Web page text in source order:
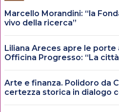
Marcello Morandini: “la
vivo della ricerca”
Liliana Areces apre le porte
Officina Progresso: “La
Arte e finanza. Polidoro da
certezza storica in dialogo